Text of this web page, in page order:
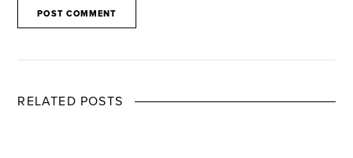
RELATED POSTS